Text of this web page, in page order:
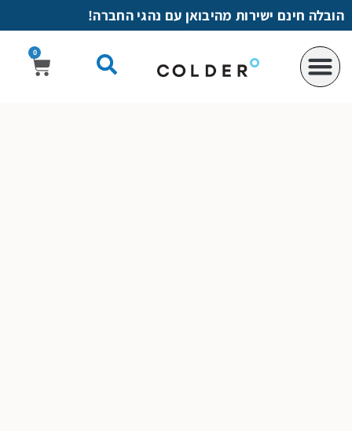
לתוכן
הובלה חינם ישירות מהיבואן עם נהגי החברה!
0